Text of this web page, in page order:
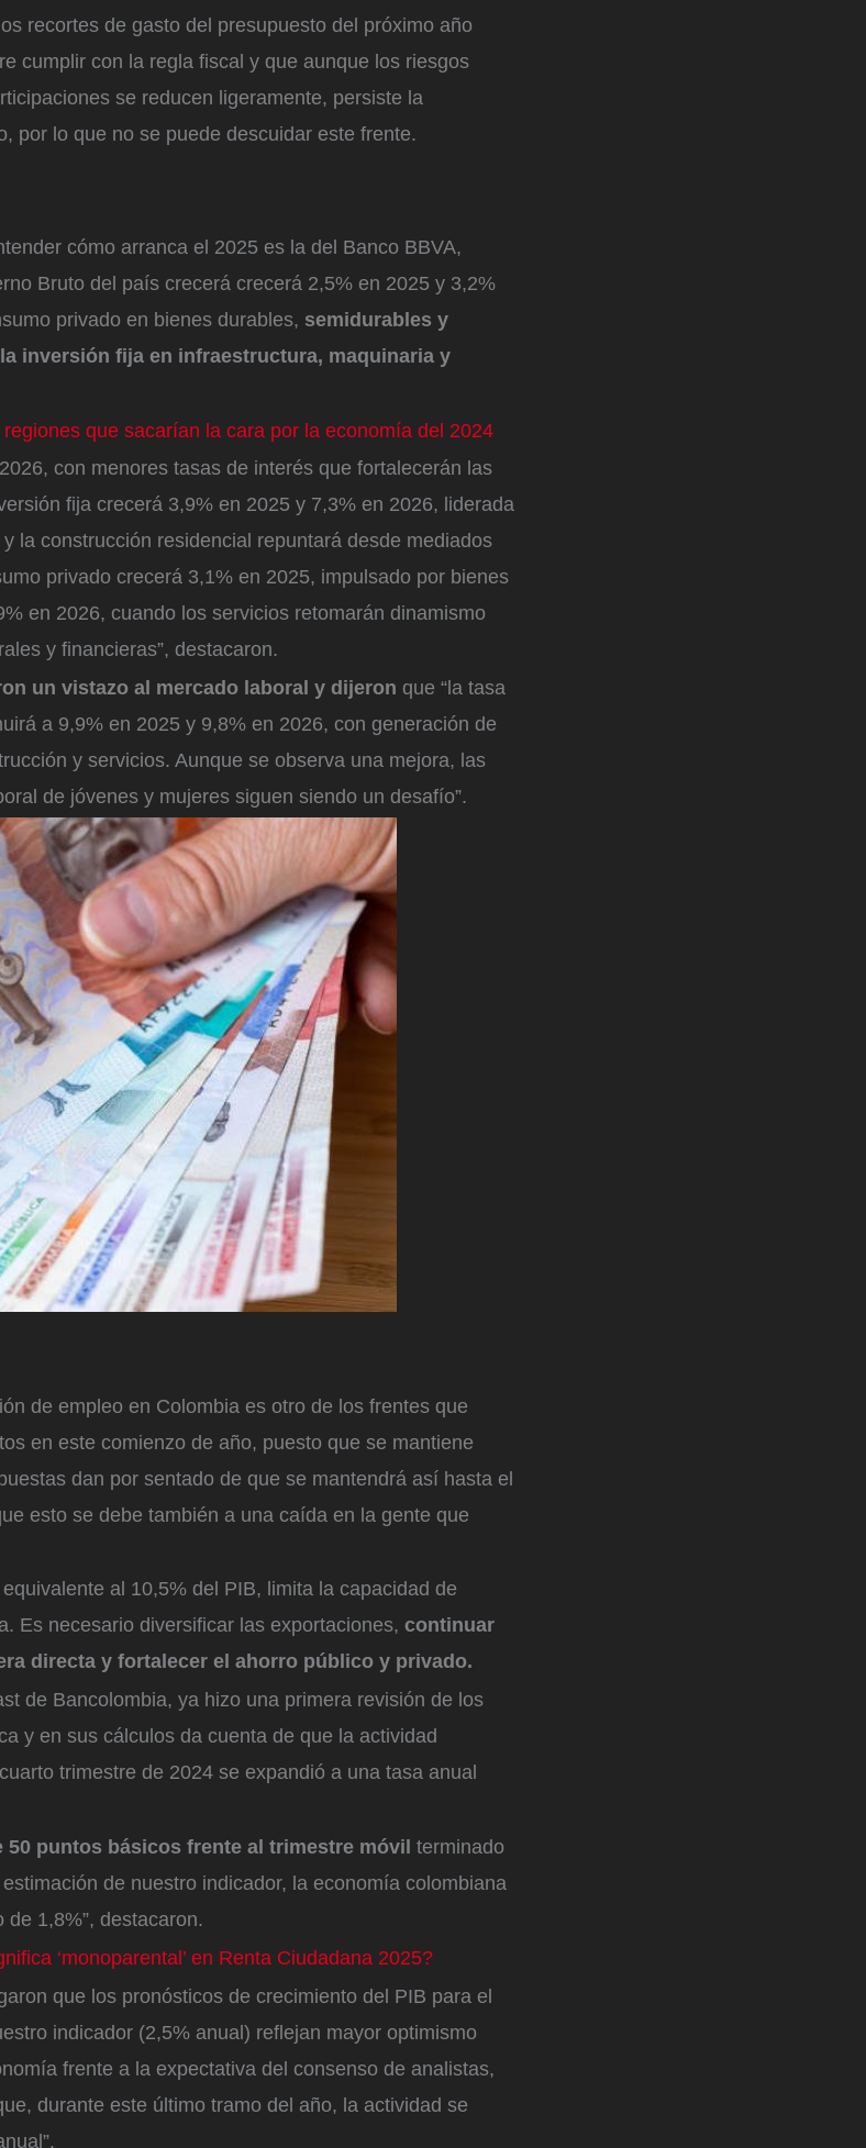
recortes de gasto del presupuesto del próximo año
cumplir con la regla fiscal y que aunque los riesgos
se reducen ligeramente, persiste la
por lo que no se puede descuidar este frente.
cómo arranca el 2025 es la del Banco BBVA,
Bruto del país crecerá crecerá 2,5% en 2025 y 3,2%
privado en bienes durables, semidurables y
inversión fija en infraestructura, maquinaria y
que sacarían la cara por la economía del 2024
con menores tasas de interés que fortalecerán las
fija crecerá 3,9% en 2025 y 7,3% en 2026, liderada
la construcción residencial repuntará desde mediados
privado crecerá 3,1% en 2025, impulsado por bienes
en 2026, cuando los servicios retomarán dinamismo
y financieras”, destacaron.
un vistazo al mercado laboral y dijeron que “la tasa
a 9,9% en 2025 y 9,8% en 2026, con generación de
y servicios. Aunque se observa una mejora, las
de jóvenes y mujeres siguen siendo un desafío”.
de empleo en Colombia es otro de los frentes que
en este comienzo de año, puesto que se mantiene
dan por sentado de que se mantendrá así hasta el
esto se debe también a una caída en la gente que
al 10,5% del PIB, limita la capacidad de
Es necesario diversificar las exportaciones, continuar
directa y fortalecer el ahorro público y privado.
de Bancolombia, ya hizo una primera revisión de los
y en sus cálculos da cuenta de que la actividad
trimestre de 2024 se expandió a una tasa anual
50 puntos básicos frente al trimestre móvil terminado
de nuestro indicador, la economía colombiana
1,8%”, destacaron.
‘monoparental’ en Renta Ciudadana 2025?
que los pronósticos de crecimiento del PIB para el
indicador (2,5% anual) reflejan mayor optimismo
frente a la expectativa del consenso de analistas,
durante este último tramo del año, la actividad se